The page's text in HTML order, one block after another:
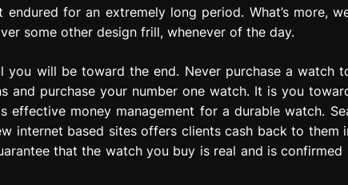
for an extremely long period. What’s more,
some other design frill, whenever of the day.
you will be toward the end. Never purchase a watch
and purchase your number one watch. It is you
money management for a durable watch.
internet based sites offers clients cash back to them
that the watch you buy is real and is confirmed